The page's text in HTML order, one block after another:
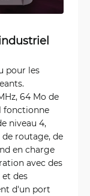
pour les
64 Mo de
fonctionne
niveau 4,
routage, de
en charge
avec des
des
d'un port